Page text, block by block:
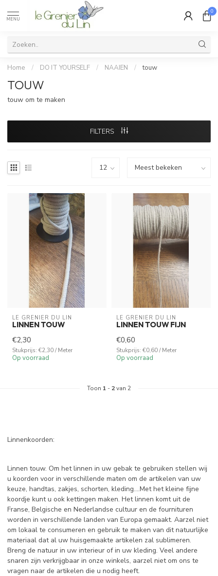
MENU
0
Home / DO IT YOURSELF / NAAIEN / touw
TOUW
touw om te maken
FILTERS
LE GRENIER DU LIN
LINNEN TOUW
€2,30
Stukprijs: €2,30 / Meter
Op voorraad
LE GRENIER DU LIN
LINNEN TOUW FIJN
€0,60
Stukprijs: €0,60 / Meter
Op voorraad
Toon 1 - 2van 2
Linnenkoorden:
Linnen touw. Om het linnen in uw gebak te gebruiken stellen wij
u koorden voor in verschillende maten om de artikelen van uw
keuze, handtas, zakjes, schorten, kleding....Met het kleine fijne
koordje kunt u ook kettingen maken. Het linnen komt uit de
Franse, Belgische en Nederlandse cultuur en de fournituren
worden in verschillende landen van Europa gemaakt. Aarzel niet
om lokaal te consumeren en gebruik te maken van dit natuurlijke
materiaal dat al uw huisgemaakte artikelen zal sublimeren.
Breng de natuur in uw interieur of in uw kleding. Veel andere
snaren zijn verkrijgbaar in onze winkels, aarzel niet om ons te
vragen naar de artikelen die u nodig heeft.